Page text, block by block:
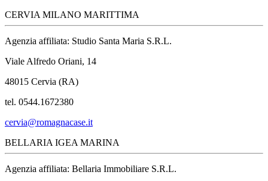
CERVIA MILANO MARITTIMA
Agenzia affiliata: Studio Santa Maria S.R.L.
Viale Alfredo Oriani, 14
48015 Cervia (RA)
tel. 0544.1672380
cervia@romagnacase.it
BELLARIA IGEA MARINA
Agenzia affiliata: Bellaria Immobiliare S.R.L.